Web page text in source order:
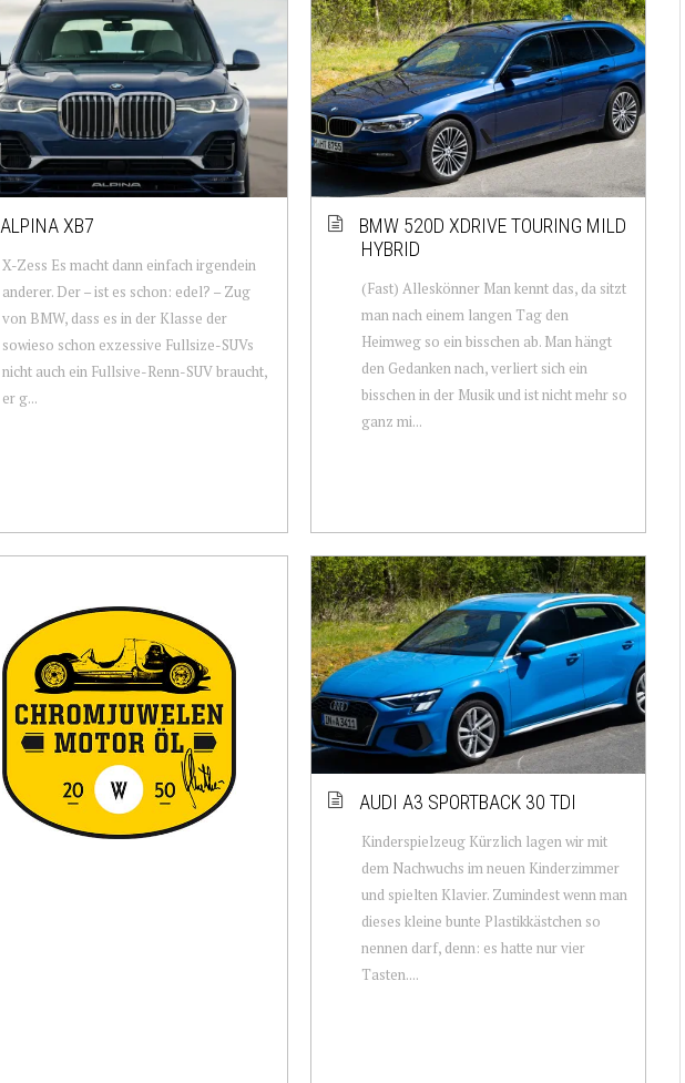
ALPINA XB7
X-Zess Es macht dann einfach irgendein
anderer. Der – ist es schon: edel? – Zug
von BMW, dass es in der Klasse der
sowieso schon exzessive Fullsize-SUVs
nicht auch ein Fullsive-Renn-SUV braucht,
er g...
BMW 520D XDRIVE TOURING MILD
HYBRID
(Fast) Alleskönner Man kennt das, da sitzt
man nach einem langen Tag den
Heimweg so ein bisschen ab. Man hängt
den Gedanken nach, verliert sich ein
bisschen in der Musik und ist nicht mehr so
ganz mi...
AUDI A3 SPORTBACK 30 TDI
Kinderspielzeug Kürzlich lagen wir mit
dem Nachwuchs im neuen Kinderzimmer
und spielten Klavier. Zumindest wenn man
dieses kleine bunte Plastikkästchen so
nennen darf, denn: es hatte nur vier
Tasten....